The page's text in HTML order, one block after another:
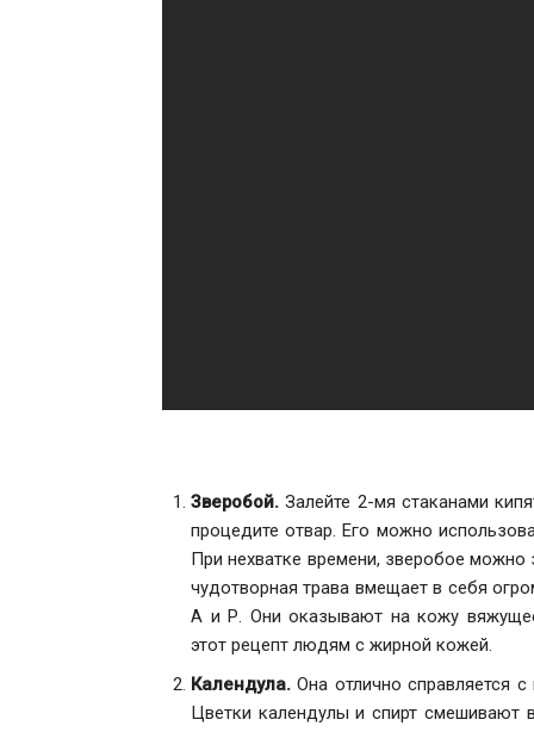
Зверобой. Залейте 2-мя стаканами
процедите отвар. Его можно
При нехватке времени, зверобое можно
чудотворная трава вмещает в себя
А и Р. Они оказывают на кожу
этот рецепт людям с жирной кожей.
Календула. Она отлично справляется
Цветки календулы и спирт смешивают